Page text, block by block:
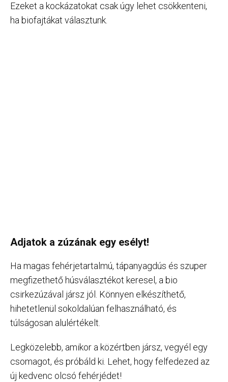
Ezeket a kockázatokat csak úgy lehet csökkenteni,
ha biofajtákat választunk.
Adjatok a zúzának egy esélyt!
Ha magas fehérjetartalmú, tápanyagdús és szuper
megfizethető húsválasztékot keresel, a bio
csirkezúzával jársz jól. Könnyen elkészíthető,
hihetetlenül sokoldalúan felhasználható, és
túlságosan alulértékelt.
Legközelebb, amikor a közértben jársz, vegyél egy
csomagot, és próbáld ki. Lehet, hogy felfedezed az
új kedvenc olcsó fehérjédet!